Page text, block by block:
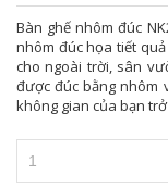
Bàn ghế nhôm đúc
nhôm đúc họa tiết
cho ngoài trời, sân
được đúc bằng nhôm
không gian của bạn